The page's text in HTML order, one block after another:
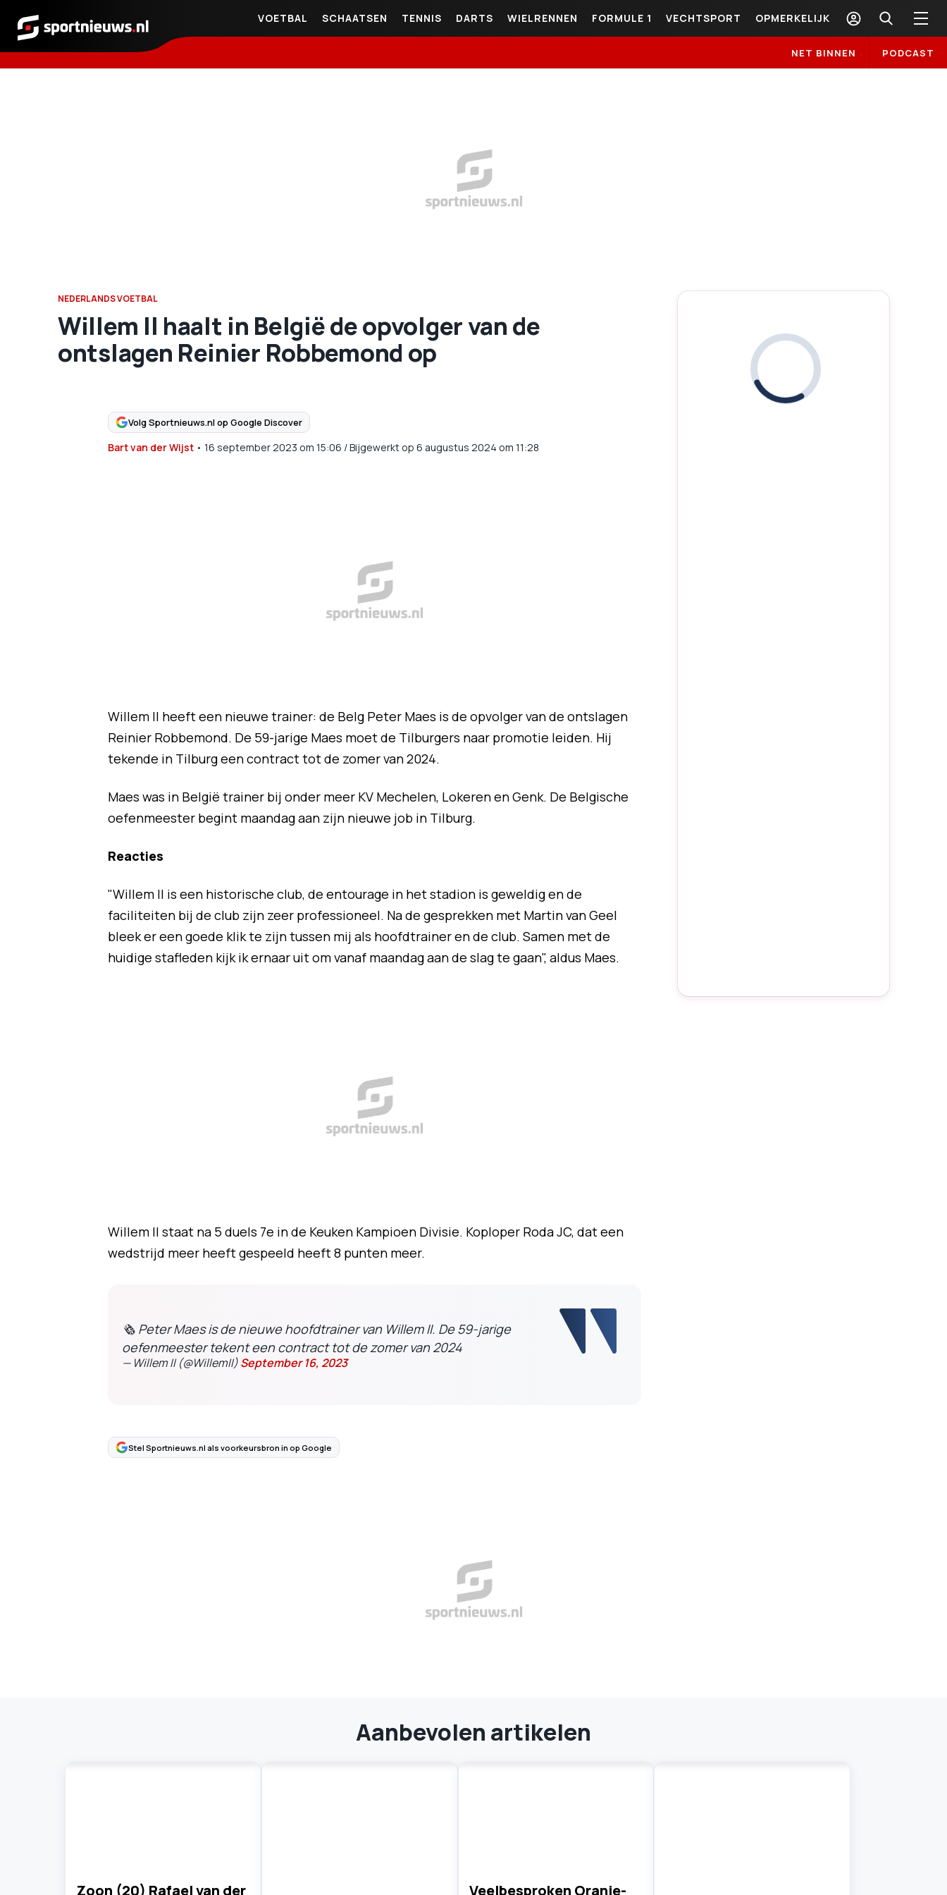
Sportnieuws.nl
VOETBAL SCHAATSEN TENNIS DARTS WIELRENNEN FORMULE 1 VECHTSPORT OPMERKELIJK
NET BINNEN PODCAST
NEDERLANDS VOETBAL
Willem II haalt in België de opvolger van de
ontslagen Reinier Robbemond op
Volg Sportnieuws.nl op Google Discover
Bart van der Wijst• 16 september 2023 om 15:06 /Bijgewerkt op 6 augustus 2024 om 11:28
Willem II heeft een nieuwe trainer: de Belg Peter Maes is de opvolger van de ontslagen
Reinier Robbemond. De 59-jarige Maes moet de Tilburgers naar promotie leiden. Hij
tekende in Tilburg een contract tot de zomer van 2024.
Maes was in België trainer bij onder meer KV Mechelen, Lokeren en Genk. De Belgische
oefenmeester begint maandag aan zijn nieuwe job in Tilburg.
Reacties
"Willem II is een historische club, de entourage in het stadion is geweldig en de
faciliteiten bij de club zijn zeer professioneel. Na de gesprekken met Martin van Geel
bleek er een goede klik te zijn tussen mij als hoofdtrainer en de club. Samen met de
huidige stafleden kijk ik ernaar uit om vanaf maandag aan de slag te gaan", aldus Maes.
Willem II staat na 5 duels 7e in de Keuken Kampioen Divisie. Koploper Roda JC, dat een
wedstrijd meer heeft gespeeld heeft 8 punten meer.
🗞️ Peter Maes is de nieuwe hoofdtrainer van Willem II. De 59-jarige
oefenmeester tekent een contract tot de zomer van 2024
— Willem II (@WillemII)September 16, 2023
Stel Sportnieuws.nl als voorkeursbron in op Google
Aanbevolen artikelen
Zoon (20) Rafael van der Veelbesproken Oranje-